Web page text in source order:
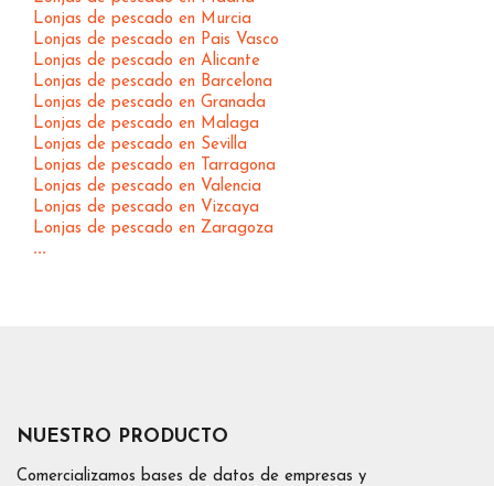
Lonjas de pescado en Murcia
Lonjas de pescado en Pais Vasco
Lonjas de pescado en Alicante
Lonjas de pescado en Barcelona
Lonjas de pescado en Granada
Lonjas de pescado en Malaga
Lonjas de pescado en Sevilla
Lonjas de pescado en Tarragona
Lonjas de pescado en Valencia
Lonjas de pescado en Vizcaya
Lonjas de pescado en Zaragoza
...
NUESTRO PRODUCTO
Comercializamos bases de datos de empresas y